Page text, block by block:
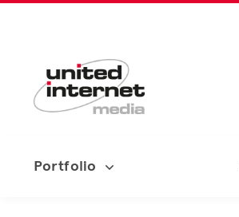
Portfolio